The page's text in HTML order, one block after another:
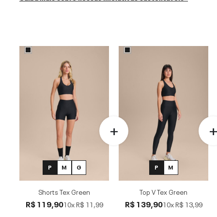
P M G
Shorts Tex Green
R$ 119,9010xR$ 11,99
P M
Top V Tex Green
R$ 139,9010xR$ 13,99